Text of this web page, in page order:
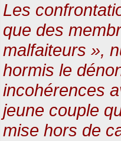
Les
que des
malfaiteurs »,
hormis le
incohérences
jeune couple
mise hors de